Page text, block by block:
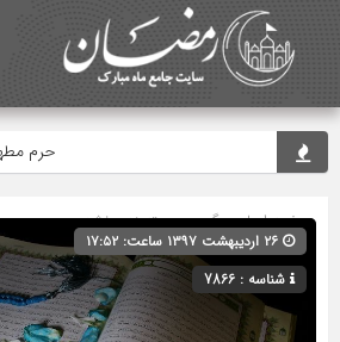
حرم مطهر
صفحه اصلی» گروه » دسته‌بندی نشده
شناسه : 7866